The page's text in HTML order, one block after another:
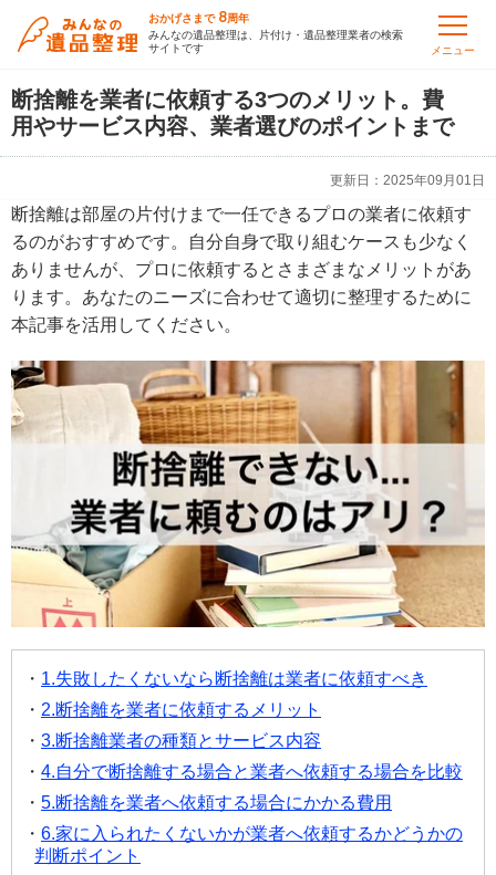
おかげさまで 8周年
みんなの遺品整理は、片付け・遺品整理業者の検索
サイトです
メニュー
断捨離を業者に依頼する3つのメリット。費
用やサービス内容、業者選びのポイントまで
更新日： 2025年09月01日
断捨離は部屋の片付けまで一任できるプロの業者に依頼す
るのがおすすめです。自分自身で取り組むケースも少なく
ありませんが、プロに依頼するとさまざまなメリットがあ
ります。あなたのニーズに合わせて適切に整理するために
本記事を活用してください。
1.失敗したくないなら断捨離は業者に依頼すべき
2.断捨離を業者に依頼するメリット
3.断捨離業者の種類とサービス内容
4.自分で断捨離する場合と業者へ依頼する場合を比較
5.断捨離を業者へ依頼する場合にかかる費用
6.家に入られたくないかが業者へ依頼するかどうかの
判断ポイント